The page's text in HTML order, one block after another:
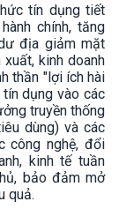
tín dụng tiết
chính, tăng
địa giảm mặt
kinh doanh
thần "lợi ích hài
dụng vào các
truyền thống
dùng) và các
công nghệ, đổi
kinh tế tuần
bảo đảm mở
quả.